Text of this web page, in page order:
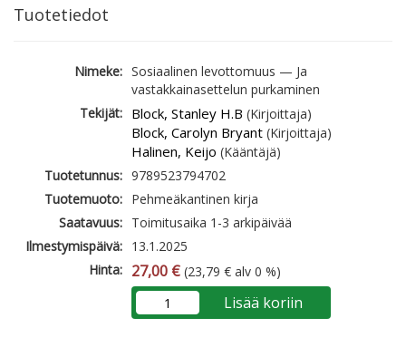
Tuotetiedot
Nimeke: Sosiaalinen levottomuus — Ja
vastakkainasettelun purkaminen
Tekijät: Block, Stanley H.B (Kirjoittaja)
Block, Carolyn Bryant (Kirjoittaja)
Halinen, Keijo (Kääntäjä)
Tuotetunnus: 9789523794702
Tuotemuoto: Pehmeäkantinen kirja
Saatavuus: Toimitusaika 1-3 arkipäivää
Ilmestymispäivä: 13.1.2025
Hinta: 27,00 € (23,79 € alv 0 %)
Lisää koriin